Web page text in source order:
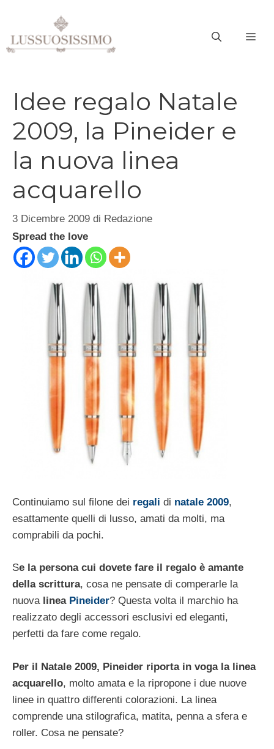
contenuto
Idee regalo Natale
2009, la Pineider e
la nuova linea
acquarello
3 Dicembre 2009 di Redazione
Spread the love
Continuiamo sul filone dei regali di natale 2009,
esattamente quelli di lusso, amati da molti, ma
comprabili da pochi.
Se la persona cui dovete fare il regalo è amante
della scrittura, cosa ne pensate di comperarle la
nuova linea Pineider? Questa volta il marchio ha
realizzato degli accessori esclusivi ed eleganti,
perfetti da fare come regalo.
Per il Natale 2009, Pineider riporta in voga la linea
acquarello, molto amata e la ripropone i due nuove
linee in quattro differenti colorazioni. La linea
comprende una stilografica, matita, penna a sfera e
roller. Cosa ne pensate?